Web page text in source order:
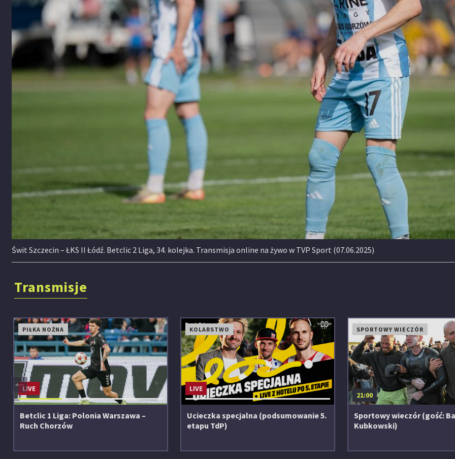
Świt Szczecin – ŁKS II Łódź. Betclic 2 Liga, 34. kolejka. Transmisja online na żywo w TVP Sport (07.06.2025)
Transmisje
PIŁKA NOŻNA
LIVE
Betclic 1 Liga: Polonia Warszawa –
Ruch Chorzów
KOLARSTWO
LIVE
Ucieczka specjalna (podsumowanie 5.
etapu TdP)
SPORTOWY WIECZÓR
21:00
Sportowy wieczór (gość:
Kubkowski)
◀